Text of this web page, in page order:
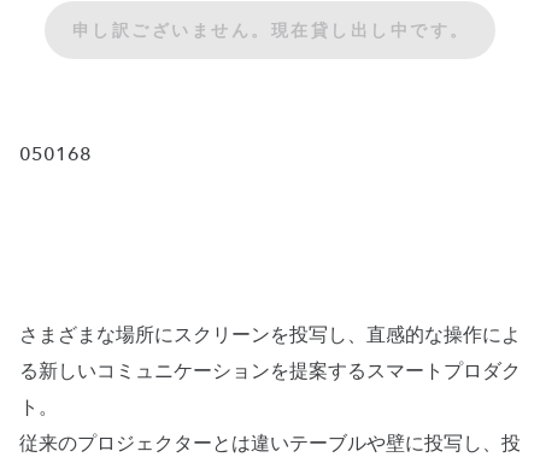
申し訳ございません。現在貸し出し中です。
050168
さまざまな場所にスクリーンを投写し、直感的な操作によ
る新しいコミュニケーションを提案するスマートプロダク
ト。
従来のプロジェクターとは違いテーブルや壁に投写し、投